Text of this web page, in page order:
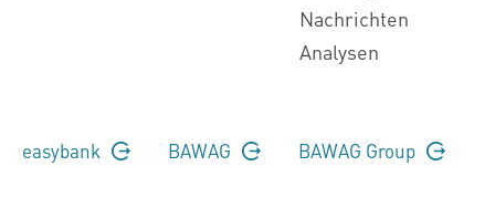
Nachrichten
Analysen
easybank BAWAG BAWAG Group